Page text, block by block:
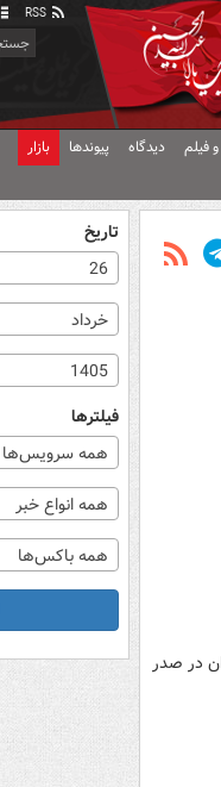
فیلم دیدگاه پیوندها بازار
در صدر
تاریخ
26
خرداد
1405
فیلترها
همه سرویس‌ها
همه انواع خبر
همه باکس‌ها